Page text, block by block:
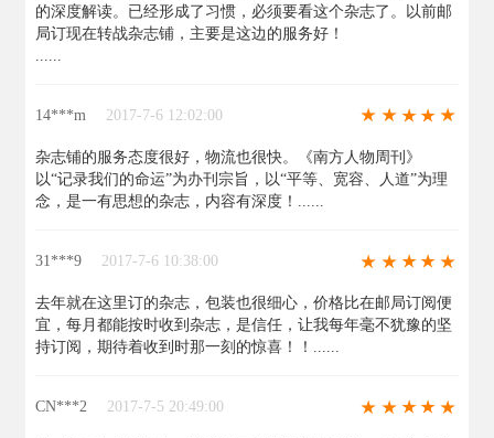
的深度解读。已经形成了习惯，必须要看这个杂志了。以前邮
局订现在转战杂志铺，主要是这边的服务好！
14***m 2017-7-6 12:02:00
杂志铺的服务态度很好，物流也很快。《南方人物周刊》
以“记录我们的命运”为办刊宗旨，以“平等、宽容、人道”为理
念，是一有思想的杂志，内容有深度！......
31***9 2017-7-6 10:38:00
去年就在这里订的杂志，包装也很细心，价格比在邮局订阅便
宜，每月都能按时收到杂志，是信任，让我每年毫不犹豫的坚
持订阅，期待着收到时那一刻的惊喜！！......
CN***2 2017-7-5 20:49:00